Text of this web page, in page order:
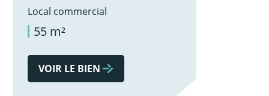
Local commercial
55 m²
VOIR LE BIEN